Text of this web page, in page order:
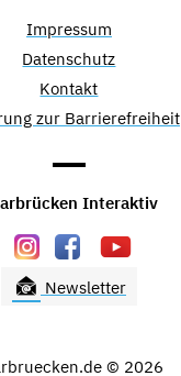
Impressum
Datenschutz
Kontakt
zur Barrierefreiheit
Interaktiv
Newsletter
© 2026